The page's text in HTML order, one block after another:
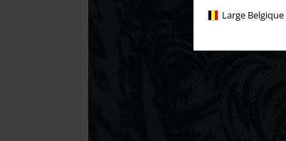
Large Belgique